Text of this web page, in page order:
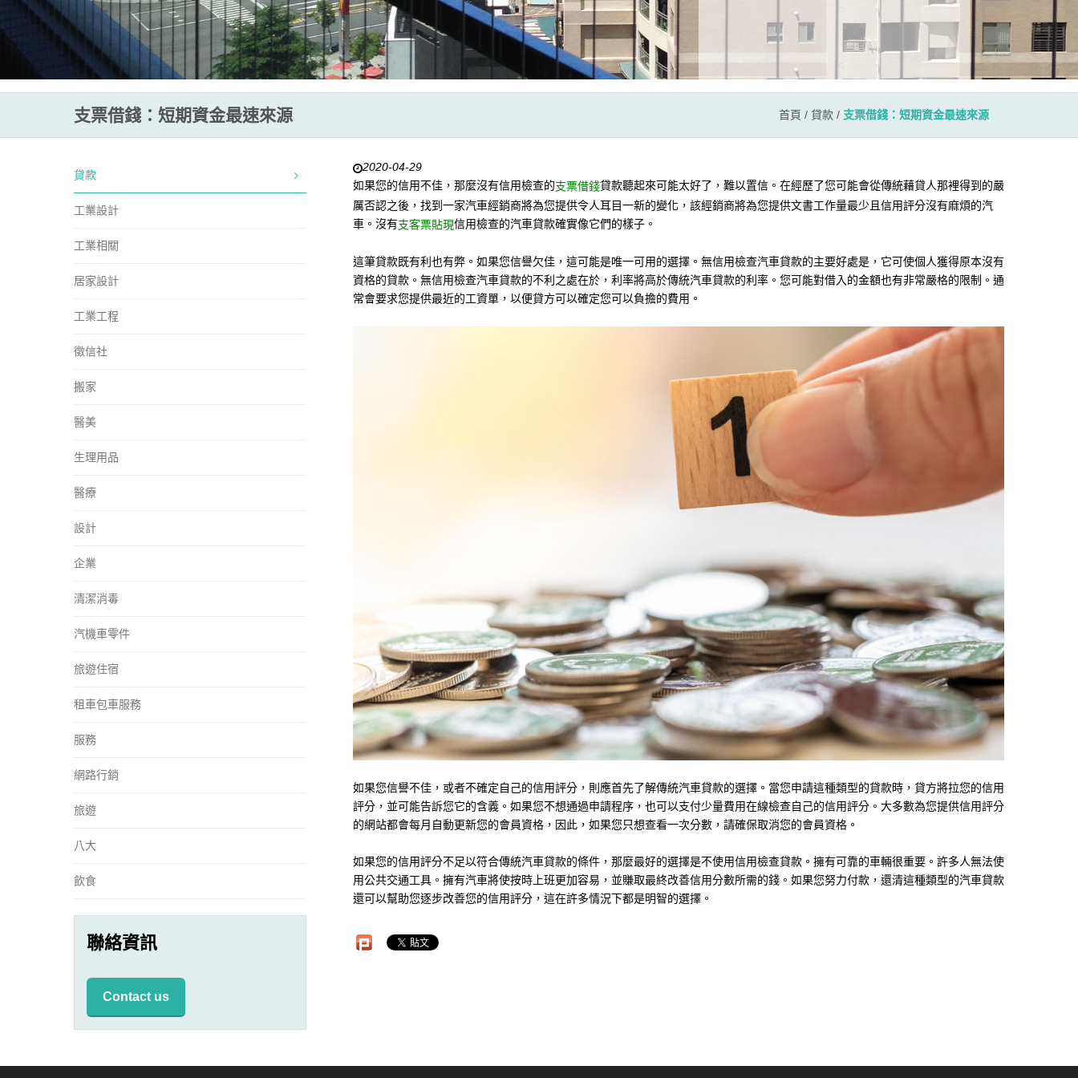
支票借錢：短期資金最速來源 首頁 / 貸款 / 支票借錢：短期資金最速來源
貸款
工業設計
工業相關
居家設計
工業工程
徵信社
搬家
醫美
生理用品
醫療
設計
企業
清潔消毒
汽機車零件
旅遊住宿
租車包車服務
服務
網路行銷
旅遊
八大
飲食
聯絡資訊
Contact us
2020-04-29
如果您的信用不佳，那麼沒有信用檢查的支票借錢貸款聽起來可能太好了，難以置信。在經歷了您可能會從傳統藉貸人那裡得到的嚴
厲否認之後，找到一家汽車經銷商將為您提供令人耳目一新的變化，該經銷商將為您提供文書工作量最少且信用評分沒有麻煩的汽
車。沒有支客票貼現信用檢查的汽車貸款確實像它們的樣子。
這筆貸款既有利也有弊。如果您信譽欠佳，這可能是唯一可用的選擇。無信用檢查汽車貸款的主要好處是，它可使個人獲得原本沒有
資格的貸款。無信用檢查汽車貸款的不利之處在於，利率將高於傳統汽車貸款的利率。您可能對借入的金額也有非常嚴格的限制。通
常會要求您提供最近的工資單，以便貸方可以確定您可以負擔的費用。
如果您信譽不佳，或者不確定自己的信用評分，則應首先了解傳統汽車貸款的選擇。當您申請這種類型的貸款時，貸方將拉您的信用
評分，並可能告訴您它的含義。如果您不想通過申請程序，也可以支付少量費用在線檢查自己的信用評分。大多數為您提供信用評分
的網站都會每月自動更新您的會員資格，因此，如果您只想查看一次分數，請確保取消您的會員資格。
如果您的信用評分不足以符合傳統汽車貸款的條件，那麼最好的選擇是不使用信用檢查貸款。擁有可靠的車輛很重要。許多人無法使
用公共交通工具。擁有汽車將使按時上班更加容易，並賺取最終改善信用分數所需的錢。如果您努力付款，還清這種類型的汽車貸款
還可以幫助您逐步改善您的信用評分，這在許多情況下都是明智的選擇。